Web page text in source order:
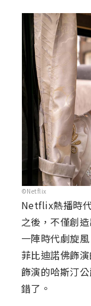
©Netflix
Netflix熱播時
之後，不僅創
一陣時代劇旋
菲比迪諾佛飾
飾演的哈斯汀
錯了。